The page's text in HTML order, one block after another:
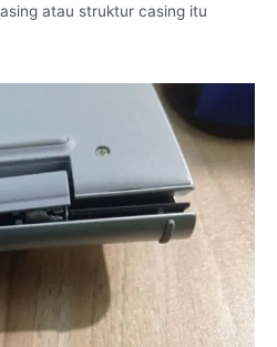
atau struktur casing itu